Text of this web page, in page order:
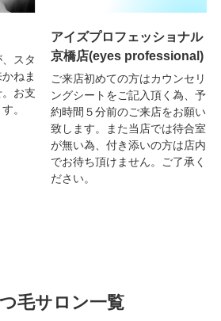
スタ
ねま
お支
。
アイズプロフェッショナル
京橋店(eyes professional)
ご来店初めての方はカウンセリ
ングシートをご記入頂く為、予
約時間５分前のご来店をお願い
致します。また当店では待合室
が無い為、付き添いの方は店内
でお待ち頂けません。ご了承く
ださい。
毛サロン一覧